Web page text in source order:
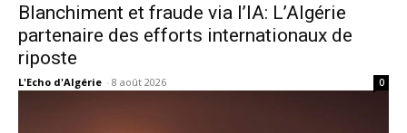
Blanchiment et fraude via l’IA: L’Algérie
partenaire des efforts internationaux de
riposte
L'Echo d'Algérie - 8 août 2026 0